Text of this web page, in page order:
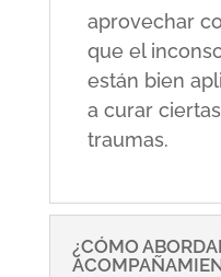
aprovechar
que el
están bien
a curar
traumas.
¿CÓMO